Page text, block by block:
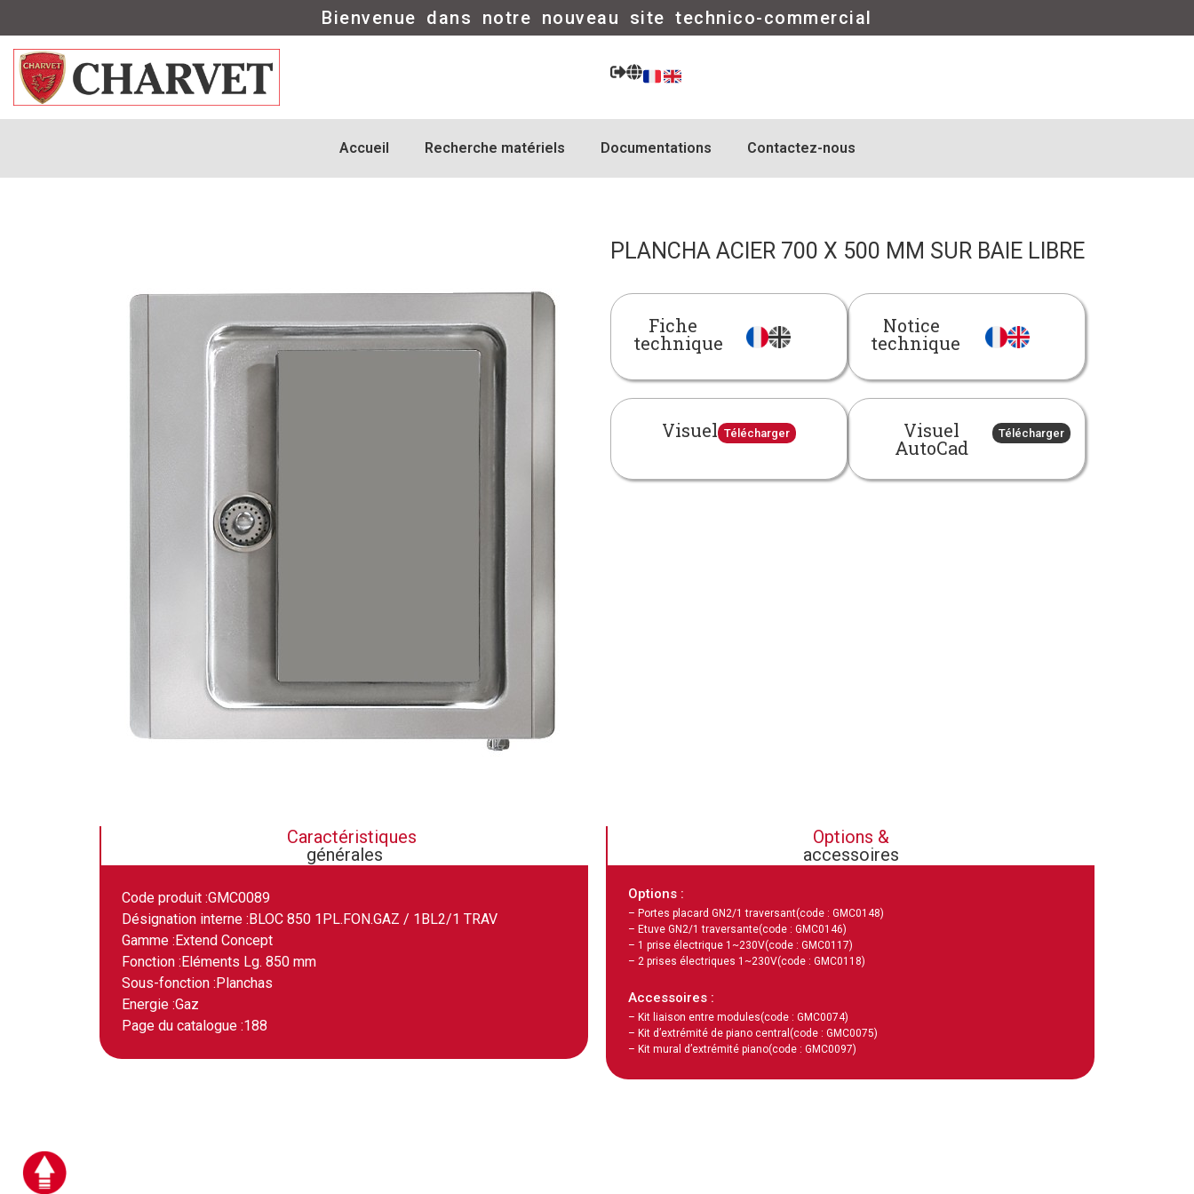
Bienvenue dans notre nouveau site technico-commercial
Accueil Recherche matériels Documentations Contactez-nous
PLANCHA ACIER 700 X 500 MM SUR BAIE LIBRE
Fiche
technique
Notice
technique
Visuel Télécharger Visuel
AutoCad
Télécharger
Caractéristiques
générales
Code produit :GMC0089
Désignation interne :BLOC 850 1PL.FON.GAZ / 1BL2/1 TRAV
Gamme :Extend Concept
Fonction :Eléments Lg. 850 mm
Sous-fonction :Planchas
Energie :Gaz
Page du catalogue :188
Options &
accessoires
Options :
– Portes placard GN2/1 traversant(code : GMC0148)
– Etuve GN2/1 traversante(code : GMC0146)
– 1 prise électrique 1~230V(code : GMC0117)
– 2 prises électriques 1~230V(code : GMC0118)
Accessoires :
– Kit liaison entre modules(code : GMC0074)
– Kit d’extrémité de piano central (code : GMC0075)
– Kit mural d’extrémité piano(code : GMC0097)